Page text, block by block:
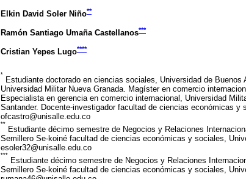
Elkin David Soler Niño**
Ramón Santiago Umaña Castellanos***
Cristian Yepes Lugo****
*
Estudiante doctorado en ciencias sociales, Universidad de
Universidad Militar Nueva Granada. Magíster en comercio
Especialista en gerencia en comercio internacional, Universidad
Santander. Docente-investigador facultad de ciencias económicas
ofcastro@unisalle.edu.co
**
Estudiante décimo semestre de Negocios y Relaciones
Semillero Se-koiné facultad de ciencias económicas y sociales,
esoler32@unisalle.edu.co
***
Estudiante décimo semestre de Negocios y Relaciones
Semillero Se-koiné facultad de ciencias económicas y sociales,